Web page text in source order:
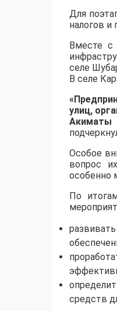
Для
налогов и
Вместе с
селе
В селе
улиц,
Акиматы
Особое
вопрос
особенно
По
средств